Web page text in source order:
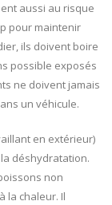
aussi au risque
pour maintenir
ils doivent boire
possible exposés
ne doivent jamais
un véhicule.
en extérieur)
déshydratation.
non
la chaleur. Il